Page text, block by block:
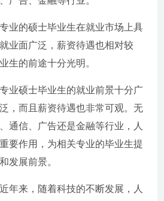
业的硕士毕业生在就业市场上具
业面广泛，薪资待遇也相对较
生的前途十分光明。
业硕士毕业生的就业前景十分广
，而且薪资待遇也非常可观。无
通信、广告还是金融等行业，人
要作用，为相关专业的毕业生提
发展前景。
年来，随着科技的不断发展，人